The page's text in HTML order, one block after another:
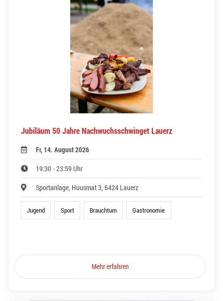
Jubiläum 50 Jahre Nachwuchsschwinget Lauerz
Fr, 14. August 2026
19:30 - 23:59 Uhr
Sportanlage, Huusmat 3, 6424 Lauerz
Jugend Sport Brauchtum Gastronomie
Mehr erfahren